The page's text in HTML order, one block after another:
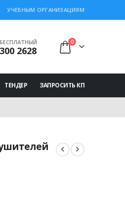
УЧЕБНЫМ ОРГАНИЗАЦИЯМ
2628
0
ТЕНДЕР ЗАПРОСИТЬ КП